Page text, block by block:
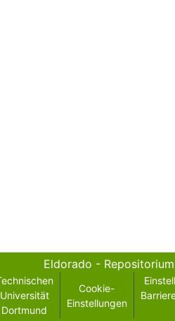
Eldorado -
Universität
Dortmund
Cookie-
Einstellungen